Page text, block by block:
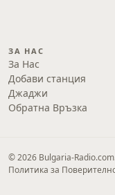
ЗА НАС
За Нас
Добави станция
Джаджи
Обратна Връзка
© 2026 Bulgaria-
Политика за